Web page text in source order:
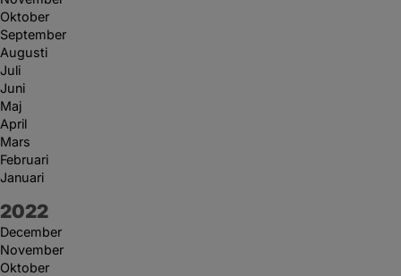
Oktober
September
Augusti
Juli
Juni
Maj
April
Mars
Februari
Januari
År:
2022
December
November
Oktober